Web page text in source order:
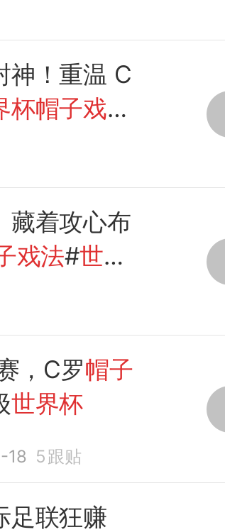
神！重温 C
杯帽子戏
藏着攻心布
戏法#世界
，C罗帽子
世界杯
18 5 跟贴
足联狂赚